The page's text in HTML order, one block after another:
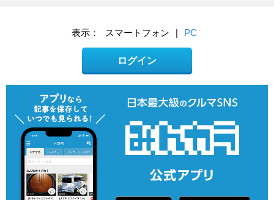
表示： スマートフォン | PC
ログイン